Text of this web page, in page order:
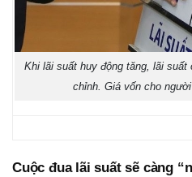
Khi lãi suất huy động tăng, lãi
chỉnh. Giá vốn cho
Cuộc đua lãi suất sẽ càng